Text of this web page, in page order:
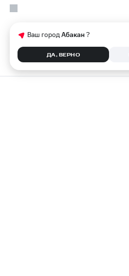
Ваш городАбакан?
ДА, ВЕРНО